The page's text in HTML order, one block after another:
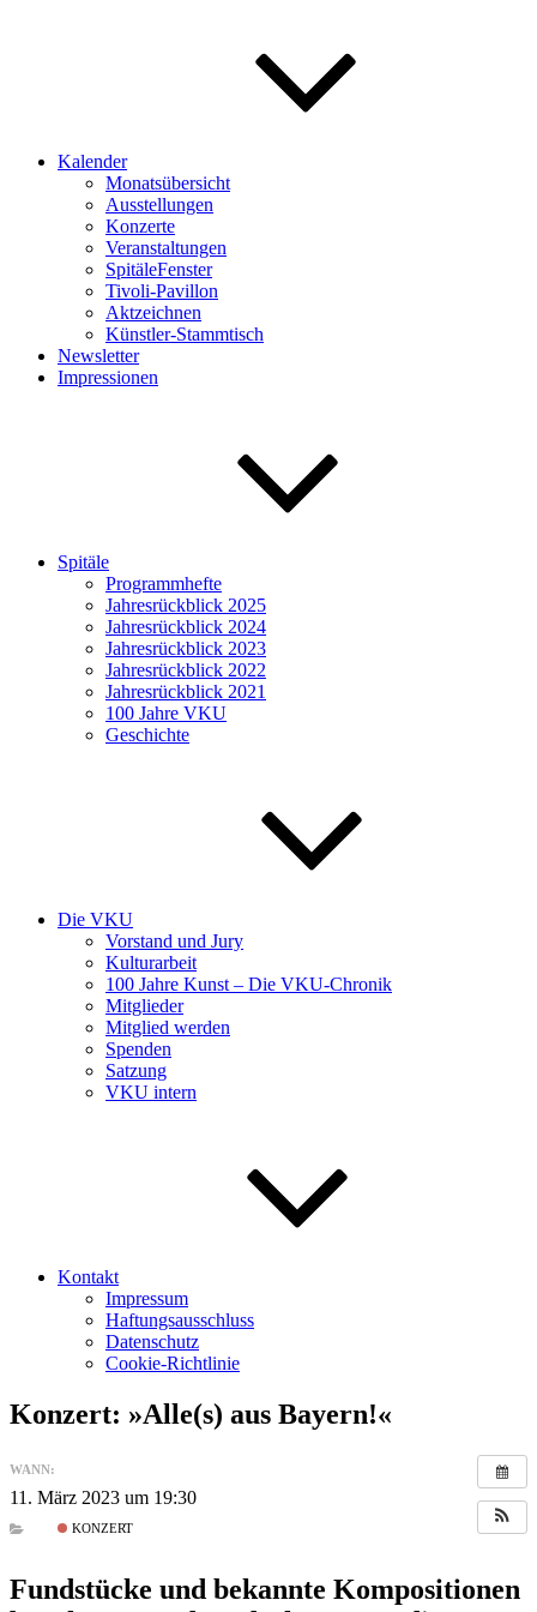
Kalender
Monatsübersicht
Ausstellungen
Konzerte
Veranstaltungen
SpitäleFenster
Tivoli-Pavillon
Aktzeichnen
Künstler-Stammtisch
Newsletter
Impressionen
Spitäle
Programmhefte
Jahresrückblick 2025
Jahresrückblick 2024
Jahresrückblick 2023
Jahresrückblick 2022
Jahresrückblick 2021
100 Jahre VKU
Geschichte
Die VKU
Vorstand und Jury
Kulturarbeit
100 Jahre Kunst – Die VKU-Chronik
Mitglieder
Mitglied werden
Spenden
Satzung
VKU intern
Kontakt
Impressum
Haftungsausschluss
Datenschutz
Cookie-Richtlinie
Konzert: »Alle(s) aus Bayern!«
WANN:
11. März 2023 um 19:30
KONZERT
Fundstücke und bekannte Kompositionen